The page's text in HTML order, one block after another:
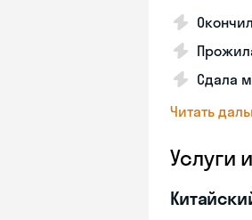
Сдала
Читать
Услуги